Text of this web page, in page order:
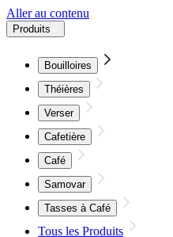
Aller au contenu
Produits
Bouilloires
Théières
Verser
Cafetière
Café
Samovar
Tasses à Café
Tous les Produits